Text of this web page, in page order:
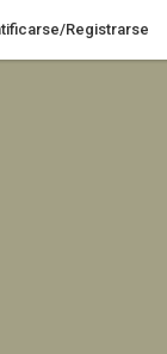
Registrarse